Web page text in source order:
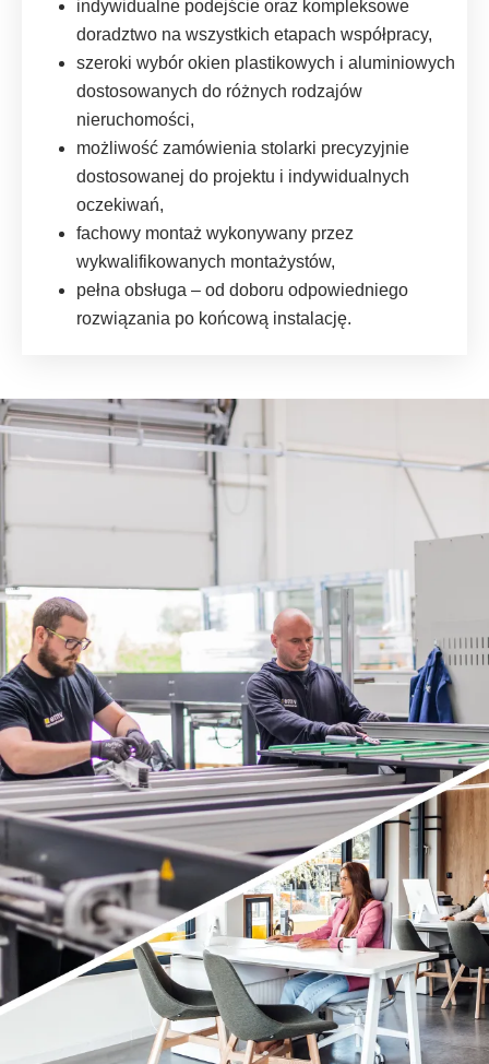
indywidualne podejście oraz kompleksowe
doradztwo na wszystkich etapach współpracy,
szeroki wybór okien plastikowych i aluminiowych
dostosowanych do różnych rodzajów
nieruchomości,
możliwość zamówienia stolarki precyzyjnie
dostosowanej do projektu i indywidualnych
oczekiwań,
fachowy montaż wykonywany przez
wykwalifikowanych montażystów,
pełna obsługa – od doboru odpowiedniego
rozwiązania po końcową instalację.